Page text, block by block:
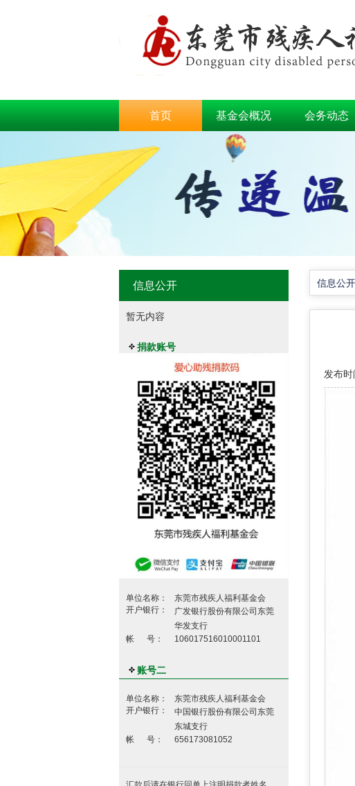
首页 基金会概况 会务动态
信息公开
暂无内容
捐款账号
单位名称：
东莞市残疾人福利基金会
开户银行：
广发银行股份有限公司东莞
华发支行
帐 号：
106017516010001101
账号二
单位名称：
东莞市残疾人福利基金会
开户银行：
中国银行股份有限公司东莞
东城支行
帐 号：
656173081052
信息公开
发布